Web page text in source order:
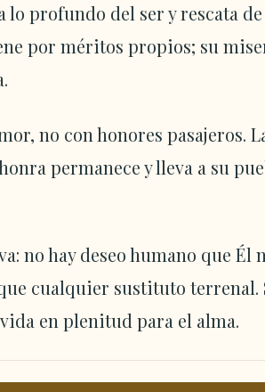
lo profundo del ser y rescata
por méritos propios; su
no con honores pasajeros.
permanece y lleva a su
no hay deseo humano que Él
cualquier sustituto terrenal.
en plenitud para el alma.